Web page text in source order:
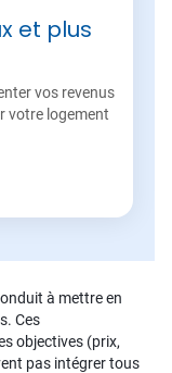
et plus
vos revenus
votre logement
à mettre en
Ces
objectives (prix,
pas intégrer tous